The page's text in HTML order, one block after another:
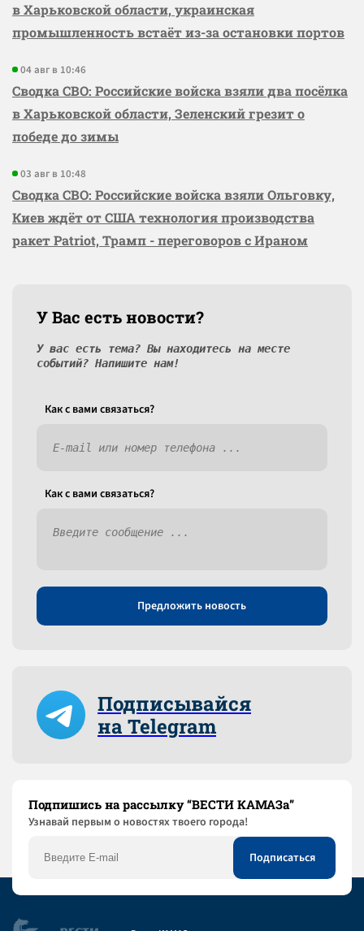
в Харьковской области, украинская
промышленность встаёт из-за остановки портов
04 авг в 10:46
Сводка СВО: Российские войска взяли два посёлка
в Харьковской области, Зеленский грезит о
победе до зимы
03 авг в 10:48
Сводка СВО: Российские войска взяли Ольговку,
Киев ждёт от США технология производства
ракет Patriot, Трамп - переговоров с Ираном
У Вас есть новости?
У вас есть тема? Вы находитесь на месте
событий? Напишите нам!
Как c вами связаться?
Как c вами связаться?
Предложить новость
Подписывайся
на Telegram
Подпишись на рассылку “ВЕСТИ КАМАЗа”
Узнaвай первым о новостях твоего города!